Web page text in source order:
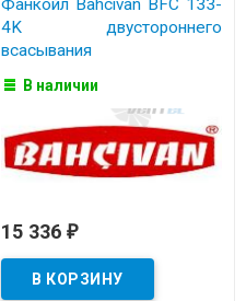
4K двустороннего
всасывания
В наличии
15 336 ₽